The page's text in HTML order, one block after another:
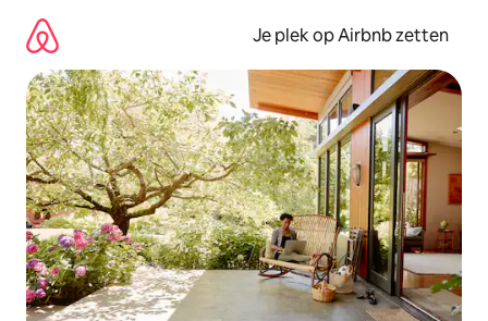
direct
naar
inhoud
Je plek op Airbnb zetten